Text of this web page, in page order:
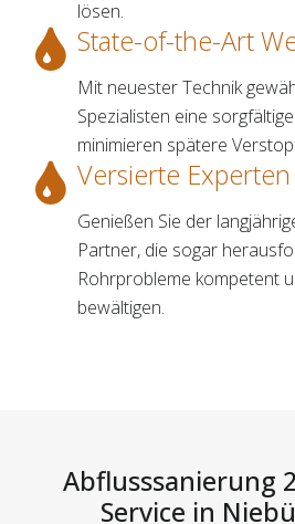
lösen.
State-of-the-Art
Mit neuester Technik
Spezialisten eine
minimieren spätere
Versierte Experten
Genießen Sie der
Partner, die sogar
Rohrprobleme kompetent
bewältigen.
Abflusssanierung
Service in